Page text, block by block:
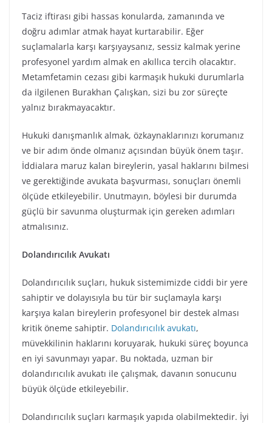
Taciz iftirası gibi hassas konularda, zamanında ve
doğru adımlar atmak hayat kurtarabilir. Eğer
suçlamalarla karşı karşıyaysanız, sessiz kalmak yerine
profesyonel yardım almak en akıllıca tercih olacaktır.
Metamfetamin cezası gibi karmaşık hukuki durumlarla
da ilgilenen Burakhan Çalışkan, sizi bu zor süreçte
yalnız bırakmayacaktır.
Hukuki danışmanlık almak, özkaynaklarınızı korumanız
ve bir adım önde olmanız açısından büyük önem taşır.
İddialara maruz kalan bireylerin, yasal haklarını bilmesi
ve gerektiğinde avukata başvurması, sonuçları önemli
ölçüde etkileyebilir. Unutmayın, böylesi bir durumda
güçlü bir savunma oluşturmak için gereken adımları
atmalısınız.
Dolandırıcılık Avukatı
Dolandırıcılık suçları, hukuk sistemimizde ciddi bir yere
sahiptir ve dolayısıyla bu tür bir suçlamayla karşı
karşıya kalan bireylerin profesyonel bir destek alması
kritik öneme sahiptir. Dolandırıcılık avukatı,
müvekkilinin haklarını koruyarak, hukuki süreç boyunca
en iyi savunmayı yapar. Bu noktada, uzman bir
dolandırıcılık avukatı ile çalışmak, davanın sonucunu
büyük ölçüde etkileyebilir.
Dolandırıcılık suçları karmaşık yapıda olabilmektedir. İyi